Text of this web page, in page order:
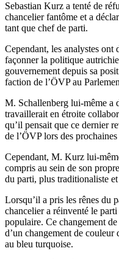
Sebastian Kurz a tenté de
chancelier fantôme et a
tant que chef de parti.
Cependant, les analystes
façonner la politique
gouvernement depuis sa
faction de l’ÖVP au
M. Schallenberg lui-même a
travaillerait en étroite
qu’il pensait que ce dernier
de l’ÖVP lors des
Cependant, M. Kurz lui-
compris au sein de son
du parti, plus traditionaliste
Lorsqu’il a pris les rênes du
chancelier a réinventé le
populaire. Ce changement
d’un changement de
au bleu turquoise.